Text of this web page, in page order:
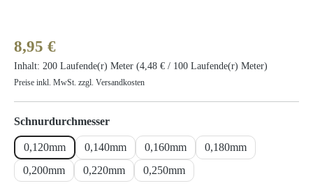
Regulärer Preis:
8,95 €
Inhalt: 200 Laufende(r) Meter (4,48 € / 100 Laufende(r) Meter)
Preise inkl. MwSt. zzgl. Versandkosten
Schnurdurchmesserauswählen
0,120mm 0,140mm 0,160mm
0,180mm
0,200mm
0,220mm 0,250mm